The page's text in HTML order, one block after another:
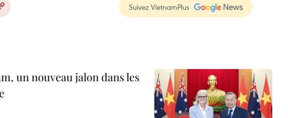
Suivez VietnamPlus
un nouveau jalon dans les